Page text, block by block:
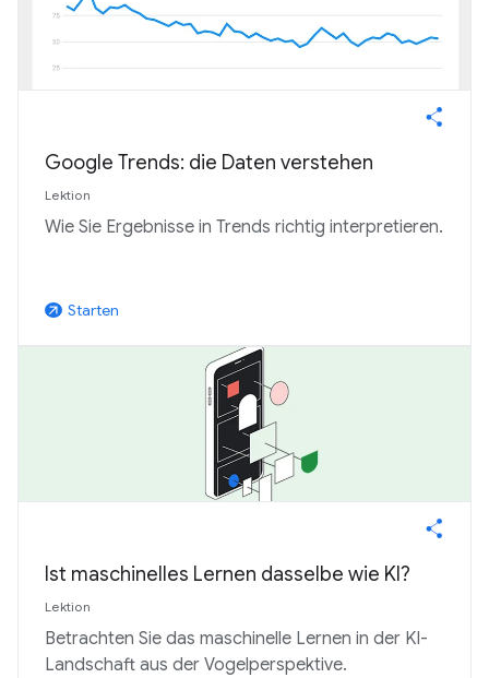
Google Trends: die Daten verstehen
Lektion
Wie Sie Ergebnisse in Trends richtig interpretieren.
arrow_outward Starten
Ist maschinelles Lernen dasselbe wie KI?
Lektion
Betrachten Sie das maschinelle Lernen in der KI-
Landschaft aus der Vogelperspektive.